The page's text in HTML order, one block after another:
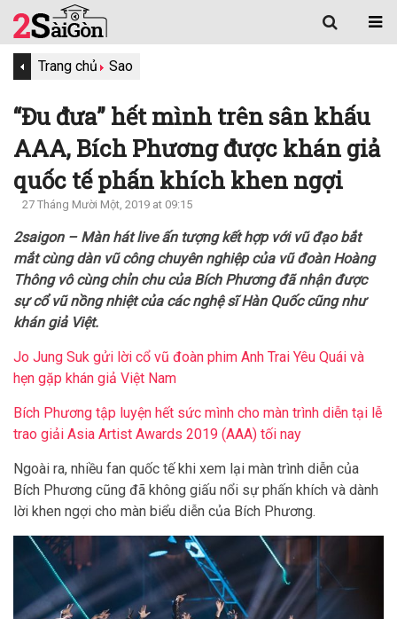
Trang chủ Sao
“Đu đưa” hết mình trên sân khấu
AAA, Bích Phương được khán giả
quốc tế phấn khích khen ngợi
27 Tháng Mười Một, 2019 at 09:15
2saigon – Màn hát live ấn tượng kết hợp với vũ đạo bắt
mắt cùng dàn vũ công chuyên nghiệp của vũ đoàn Hoàng
Thông vô cùng chỉn chu của Bích Phương đã nhận được
sự cổ vũ nồng nhiệt của các nghệ sĩ Hàn Quốc cũng như
khán giả Việt.
Jo Jung Suk gửi lời cổ vũ đoàn phim Anh Trai Yêu Quái và
hẹn gặp khán giả Việt Nam
Bích Phương tập luyện hết sức mình cho màn trình diễn tại lễ
trao giải Asia Artist Awards 2019 (AAA) tối nay
Ngoài ra, nhiều fan quốc tế khi xem lại màn trình diễn của
Bích Phương cũng đã không giấu nổi sự phấn khích và dành
lời khen ngợi cho màn biểu diễn của Bích Phương.